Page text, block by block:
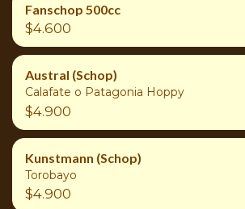
Fanschop 500cc
$4.600
Austral (Schop)
Calafate o Patagonia Hoppy
$4.900
Kunstmann (Schop)
Torobayo
$4.900